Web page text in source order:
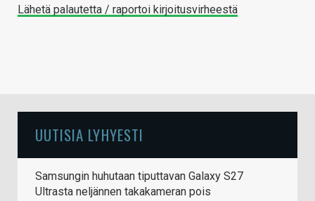
Lähetä palautetta / raportoi kirjoitusvirheestä
UUTISIA LYHYESTI
Samsungin huhutaan tiputtavan Galaxy S27
Ultrasta neljännen takakameran pois